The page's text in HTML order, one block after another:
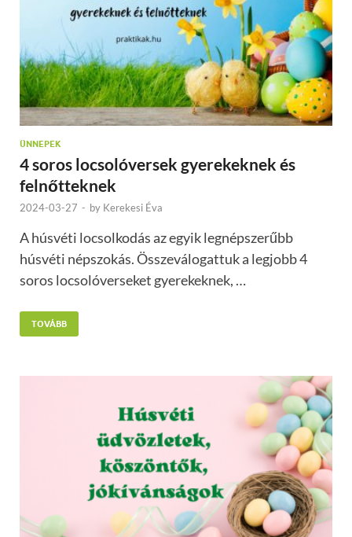
ÜNNEPEK
4 soros locsolóversek gyerekeknek és
felnőtteknek
2024-03-27 - by Kerekesi Éva
A húsvéti locsolkodás az egyik legnépszerűbb
húsvéti népszokás. Összeválogattuk a legjobb 4
soros locsolóverseket gyerekeknek, …
TOVÁBB